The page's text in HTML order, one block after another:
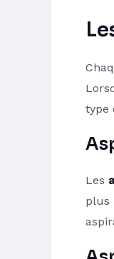
type
Les
plus